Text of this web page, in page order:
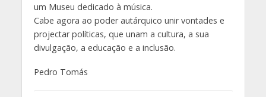
um Museu dedicado à música.
Cabe agora ao poder autárquico unir vontades e
projectar políticas, que unam a cultura, a sua
divulgação, a educação e a inclusão.
Pedro Tomás